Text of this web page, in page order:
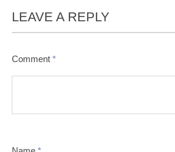
LEAVE A REPLY
Comment *